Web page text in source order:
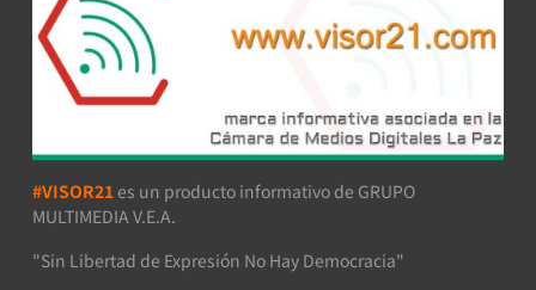
#VISOR21 es un producto informativo de GRUPO
MULTIMEDIA V.E.A.
"Sin Libertad de Expresión No Hay Democracia"